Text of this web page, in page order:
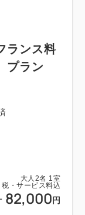
ト／ドライヤ
オル／シャン
。
ト（洗顔、ク
タオル
、レディース
もご用意して
大人 2名 1室
税・サービス料込
82,000 円
ランス料
プラン